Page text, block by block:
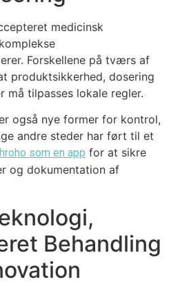
medicinsk
Forskellene på tværs af
produktsikkerhed, dosering
må tilpasses lokale regler.
også nye former for kontrol,
andre steder har ført til et
som en app for at sikre
og dokumentation af
Behandling